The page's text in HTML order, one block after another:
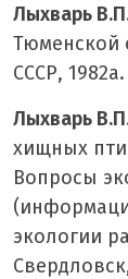
Лыхварь В.П
Тюменской
СССР,
Лыхварь В.П
хищных
Вопросы
экологии